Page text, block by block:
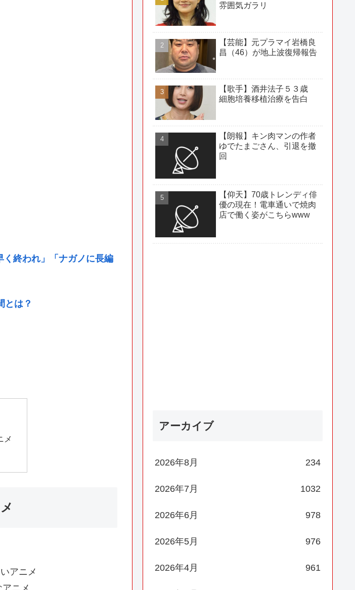
終われ」「ナガノに長編
とは？
メ
アニメ
雰囲気ガラリ
【芸能】元プラマイ岩橋良
昌（46）が地上波復帰報告
【歌手】酒井法子５３歳
細胞培養移植治療を告白
【朗報】キン肉マンの作者
ゆでたまごさん、引退を撤
回
【仰天】70歳トレンディ俳
優の現在！電車通いで焼肉
店で働く姿がこちらwww
アーカイブ
2026年8月 234
2026年7月 1032
2026年6月 978
2026年5月 976
2026年4月 961